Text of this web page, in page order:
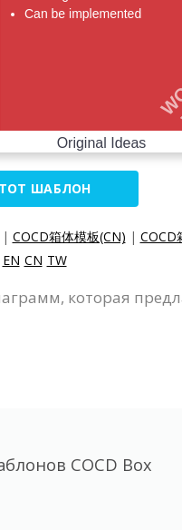
ШАБЛОН
| COCD箱体模板(CN) | COCD
EN CN TW
которая
COCD Box